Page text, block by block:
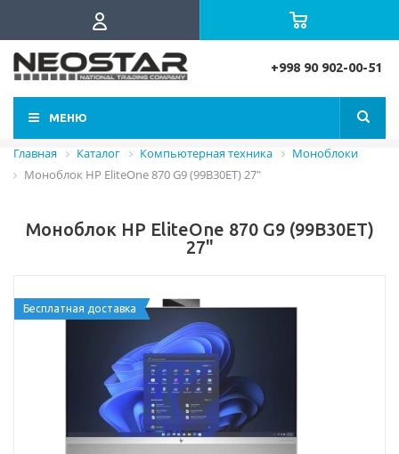
+998 90 902-00-51
МЕНЮ
Главная Каталог Компьютерная техника
Моноблоки
Моноблок HP EliteOne 870 G9 (99B30ET) 27"
Моноблок HP EliteOne 870 G9 (99B30ET)
27"
Бесплатная доставка